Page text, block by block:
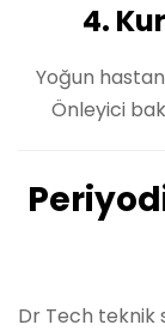
4.
Yoğun
Önleyici
Dr Tech teknik